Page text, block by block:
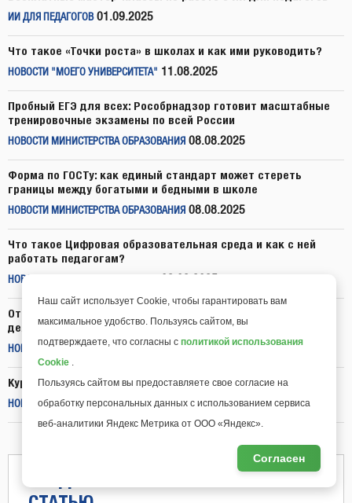
ИИ ДЛЯ ПЕДАГОГОВ 01.09.2025
Что такое «Точки роста» в школах и как ими руководить?
НОВОСТИ "МОЕГО УНИВЕРСИТЕТА" 11.08.2025
Пробный ЕГЭ для всех: Рособрнадзор готовит масштабные
тренировочные экзамены по всей России
НОВОСТИ МИНИСТЕРСТВА ОБРАЗОВАНИЯ 08.08.2025
Форма по ГОСТу: как единый стандарт может стереть
границы между богатыми и бедными в школе
НОВОСТИ МИНИСТЕРСТВА ОБРАЗОВАНИЯ 08.08.2025
Что такое Цифровая образовательная среда и как с ней
работать педагогам?
НОВОСТИ "МОЕГО УНИВЕРСИТЕТА"
Откройте новые горизонты исследовательской
деятельности в школе!
НОВОСТИ "МОЕГО УНИВЕРСИТЕТА" 07.08.2025
Курсы для педагогов всего за 699 рублей до конца лета
НОВОСТИ "МОЕГО УНИВЕРСИТЕТА" 06.08.2025
ПРЕДЛОЖИТЬ НОВОСТЬ ИЛИ
Наш сайт использует Cookie, чтобы гарантировать вам
максимальное удобство. Пользуясь сайтом, вы
подтверждаете, что согласны с политикой использования
Cookie .
Пользуясь сайтом вы предоставляете свое согласие на
обработку персональных данных с использованием сервиса
веб-аналитики Яндекс Метрика от ООО «Яндекс».
Согласен